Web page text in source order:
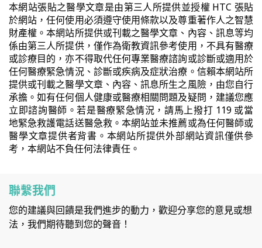
本網站張貼之醫學文章是由第三人所提供並授權 HTC 張貼
於網站，任何使用必須遵守使用條款以及尊重著作人之智慧
財產權。本網站所提供或刊載之醫學文章、內容、訊息等均
係由第三人所提供，僅作為衛教資訊參考使用，不具有醫療
或診療目的，亦不得取代任何專業醫療諮詢或診斷或適用於
任何醫療緊急情況、診斷或疾病及症狀治療。信賴本網站所
提供或刊載之醫學文章、內容、訊息所生之風險，由您自行
承擔。如有任何個人健康或醫療相關問題及疑問，建議您應
立即諮詢醫師。若是醫療緊急情況，請馬上撥打 119 或當
地緊急救護電話送醫急救。本網站並未推薦或為任何醫師或
醫學文章提供者背書。本網站所提供外部網站資訊僅供參
考，本網站不負任何法律責任。
聯繫我們
您的建議與回饋是我們進步的動力，歡迎分享您的意見或想
法，我們期待聽到您的聲音！